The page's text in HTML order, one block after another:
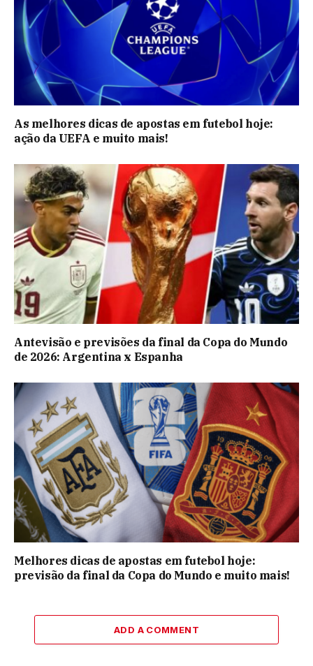
As melhores dicas de apostas em futebol hoje:
ação da UEFA e muito mais!
Antevisão e previsões da final da Copa do Mundo
de 2026: Argentina x Espanha
Melhores dicas de apostas em futebol hoje:
previsão da final da Copa do Mundo e muito mais!
ADD A COMMENT